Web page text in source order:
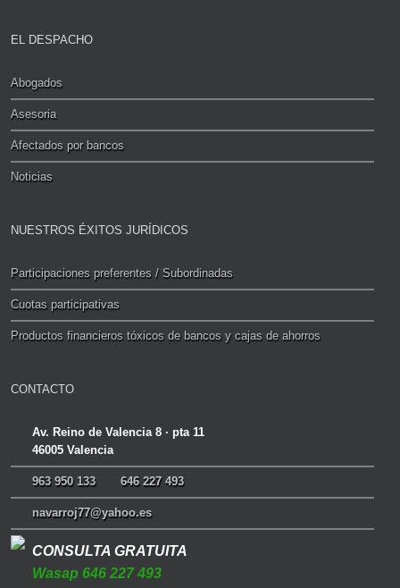
EL DESPACHO
Abogados
Asesoria
Afectados por bancos
Noticias
NUESTROS ÉXITOS JURÍDICOS
Participaciones preferentes / Subordinadas
Cuotas participativas
Productos financieros tóxicos de bancos y cajas de ahorros
CONTACTO
Av. Reino de Valencia 8 · pta 11
46005 Valencia
963 950 133 646 227 493
navarroj77@yahoo.es
CONSULTA GRATUITA
Wasap 646 227 493